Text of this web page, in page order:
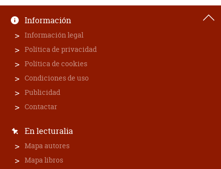
Información
Información legal
Política de privacidad
Política de cookies
Condiciones de uso
Publicidad
Contactar
En lecturalia
Mapa autores
Mapa libros